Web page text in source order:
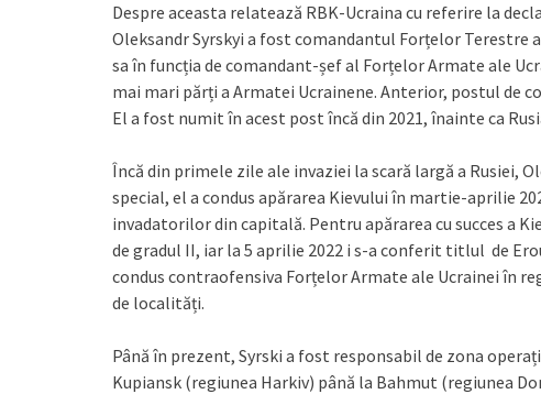
Despre aceasta relatează RBK-Ucraina cu referire la
Oleksandr Syrskyi a fost comandantul Forțelor Terestre
sa în funcția de comandant-șef al Forțelor Armate ale
mai mari părți a Armatei Ucrainene. Anterior, postul de
El a fost numit în acest post încă din 2021, înainte ca
Încă din primele zile ale invaziei la scară largă a Rusiei,
special, el a condus apărarea Kievului în martie-aprilie
invadatorilor din capitală. Pentru apărarea cu succes a
de gradul II, iar la 5 aprilie 2022 i s-a conferit titlul de
condus contraofensiva Forțelor Armate ale Ucrainei în
de localități.
Până în prezent, Syrski a fost responsabil de zona
Kupiansk (regiunea Harkiv) până la Bahmut (regiunea